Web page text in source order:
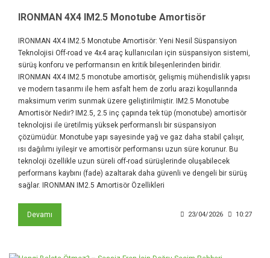
IRONMAN 4X4 IM2.5 Monotube Amortisör
IRONMAN 4X4 IM2.5 Monotube Amortisör: Yeni Nesil Süspansiyon
Teknolojisi Off-road ve 4x4 araç kullanıcıları için süspansiyon sistemi,
sürüş konforu ve performansın en kritik bileşenlerinden biridir.
IRONMAN 4X4 IM2.5 monotube amortisör, gelişmiş mühendislik yapısı
ve modern tasarımı ile hem asfalt hem de zorlu arazi koşullarında
maksimum verim sunmak üzere geliştirilmiştir. IM2.5 Monotube
Amortisör Nedir? IM2.5, 2.5 inç çapında tek tüp (monotube) amortisör
teknolojisi ile üretilmiş yüksek performanslı bir süspansiyon
çözümüdür. Monotube yapı sayesinde yağ ve gaz daha stabil çalışır,
ısı dağılımı iyileşir ve amortisör performansı uzun süre korunur. Bu
teknoloji özellikle uzun süreli off-road sürüşlerinde oluşabilecek
performans kaybını (fade) azaltarak daha güvenli ve dengeli bir sürüş
sağlar. IRONMAN IM2.5 Amortisör Özellikleri
Devamı 23/04/2026 10:27